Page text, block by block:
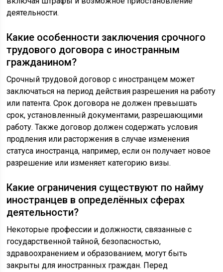
деятельности.
Какие особенности заключения срочного
трудового договора с иностранным
гражданином?
Срочный трудовой договор с иностранцем может
заключаться на период действия разрешения на работу
или патента. Срок договора не должен превышать
срок, установленный документами, разрешающими
работу. Также договор должен содержать условия
продления или расторжения в случае изменения
статуса иностранца, например, если он получает новое
разрешение или изменяет категорию визы.
Какие ограничения существуют по найму
иностранцев в определённых сферах
деятельности?
Некоторые профессии и должности, связанные с
государственной тайной, безопасностью,
здравоохранением и образованием, могут быть
закрыты для иностранных граждан. Перед